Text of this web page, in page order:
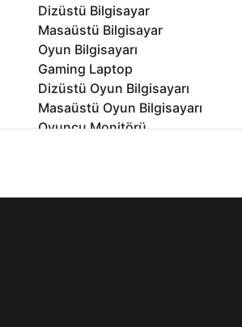
Dizüstü Bilgisayar
Masaüstü Bilgisayar
Oyun Bilgisayarı
Gaming Laptop
Dizüstü Oyun Bilgisayarı
Masaüstü Oyun Bilgisayarı
Oyuncu Monitörü